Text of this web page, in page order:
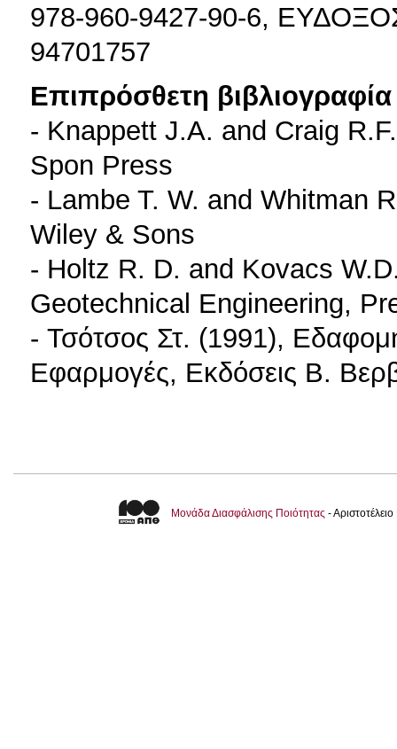
978-960-9427-90-6,
94701757
Επιπρόσθετη βιβλιογραφία
- Knappett J.A. and Craig
Spon Press
- Lambe T. W. and Whitman
Wiley & Sons
- Holtz R. D. and Kovacs
Geotechnical Engineering,
- Τσότσος Στ. (1991),
Εφαρμογές, Εκδόσεις Β.
Μονάδα Διασφάλισης Ποιότητας -